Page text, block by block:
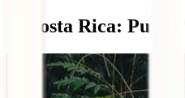
5. Costa Rica: Pura